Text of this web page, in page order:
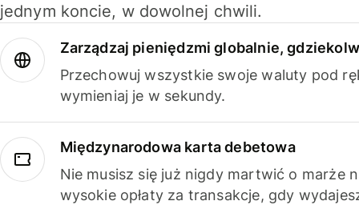
jednym koncie, w dowolnej chwili.
Zarządzaj pieniędzmi globalnie,
Przechowuj wszystkie swoje waluty pod
wymieniaj je w sekundy.
Międzynarodowa karta debetowa
Nie musisz się już nigdy martwić o marże
wysokie opłaty za transakcje, gdy